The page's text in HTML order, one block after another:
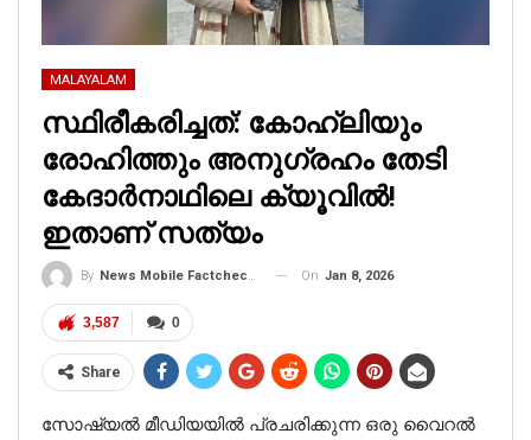
MALAYALAM
സ്ഥിരീകരിച്ചത്: കോഹ്‌ലിയും
രോഹിത്തും അനുഗ്രഹം തേടി
കേദാര്‍നാഥിലെ ക്യൂവില്‍!
ഇതാണ് സത്യം
By News Mobile Factcheck Bureau On Jan 8, 2026
0
3,587
Share
സോഷ്യൽ മീഡിയയിൽ പ്രചരിക്കുന്ന ഒരു വൈറൽ